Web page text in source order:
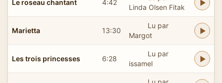
Le roseau chantant 4:42
Linda Olsen Fitak
Marietta 13:30
Lu par
Margot
Les trois princesses 6:28
Lu par
issamel